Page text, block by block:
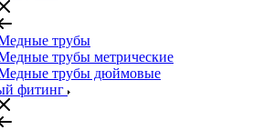
трубы
трубы метрические
трубы дюймовые
фитинг